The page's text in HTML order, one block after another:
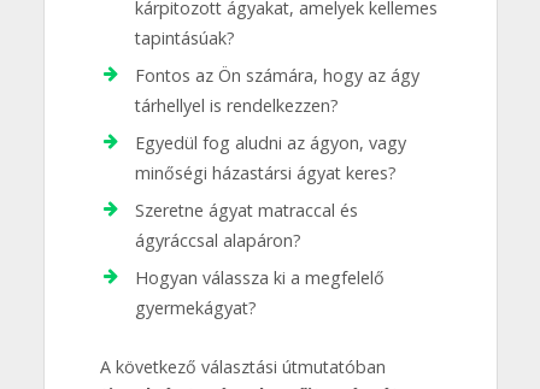
kárpitozott ágyakat, amelyek kellemes
tapintásúak?
Fontos az Ön számára, hogy az ágy
tárhellyel is rendelkezzen?
Egyedül fog aludni az ágyon, vagy
minőségi házastársi ágyat keres?
Szeretne ágyat matraccal és
ágyráccsal alapáron?
Hogyan válassza ki a megfelelő
gyermekágyat?
A következő választási útmutatóban